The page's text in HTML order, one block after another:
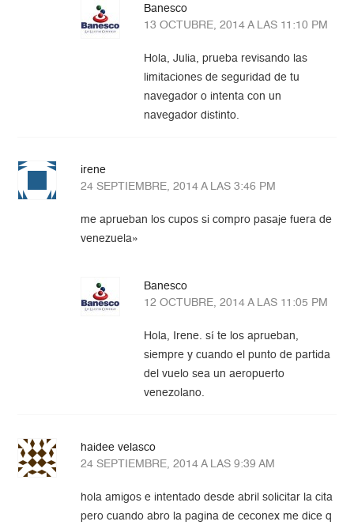
Banesco
13 OCTUBRE, 2014 A LAS 11:10 PM
Hola, Julia, prueba revisando las
limitaciones de seguridad de tu
navegador o intenta con un
navegador distinto.
irene
24 SEPTIEMBRE, 2014 A LAS 3:46 PM
me aprueban los cupos si compro pasaje fuera de
venezuela»
Banesco
12 OCTUBRE, 2014 A LAS 11:05 PM
Hola, Irene. sí te los aprueban,
siempre y cuando el punto de partida
del vuelo sea un aeropuerto
venezolano.
haidee velasco
24 SEPTIEMBRE, 2014 A LAS 9:39 AM
hola amigos e intentado desde abril solicitar la cita
pero cuando abro la pagina de ceconex me dice q